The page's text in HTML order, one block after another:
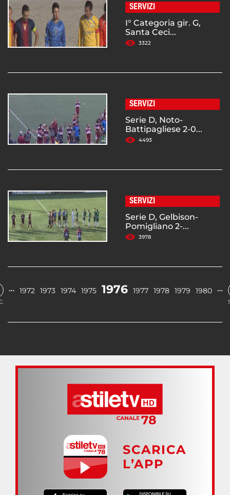
SERVIZI
I° Categoria gir. G,
Santa Ceci...
3322
SERVIZI
Serie D, Noto-
Battipagliese 2-0...
4493
SERVIZI
Serie D, Gelbison-
Pomigliano 2-...
3978
… 1972 1973 1974 1975 1976 1977 1978 1979 1980 …
SCARICA
L’APP